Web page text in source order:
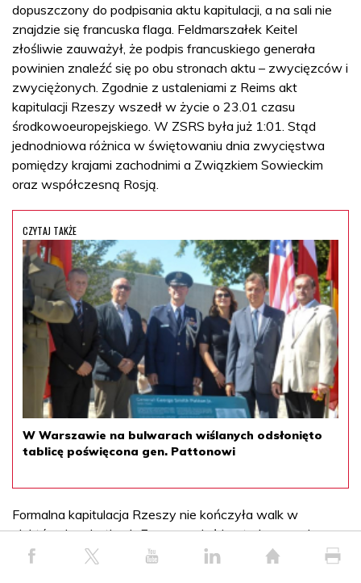
dopuszczony do podpisania aktu kapitulacji, a na sali nie
znajdzie się francuska flaga. Feldmarszałek Keitel
złośliwie zauważył, że podpis francuskiego generała
powinien znaleźć się po obu stronach aktu – zwycięzców i
zwyciężonych. Zgodnie z ustaleniami z Reims akt
kapitulacji Rzeszy wszedł w życie o 23.01 czasu
środkowoeuropejskiego. W ZSRS była już 1:01. Stąd
jednodniowa różnica w świętowaniu dnia zwycięstwa
pomiędzy krajami zachodnimi a Związkiem Sowieckim
oraz współczesną Rosją.
CZYTAJ TAKŻE
W Warszawie na bulwarach wiślanych odsłonięto
tablicę poświęcona gen. Pattonowi
Formalna kapitulacja Rzeszy nie kończyła walk w
niektórych zakątkach Europy wciąż kontrolowanych
przez resztki sił Wehrmachtu i SS. W Czechach Niemcy